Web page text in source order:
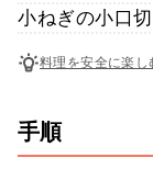
小ねぎの小口切
料理を安全に楽
手順